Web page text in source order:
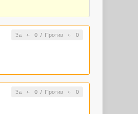
За 0/ Против 0
За 0/ Против 0